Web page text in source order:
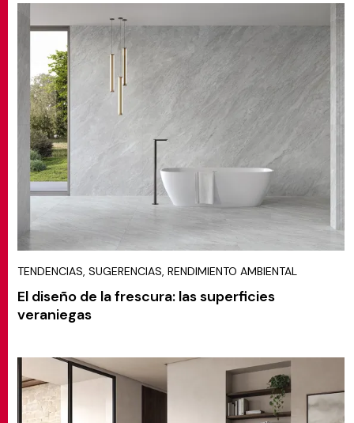
TENDENCIAS, SUGERENCIAS, RENDIMIENTO AMBIENTAL
El diseño de la frescura: las superficies
veraniegas